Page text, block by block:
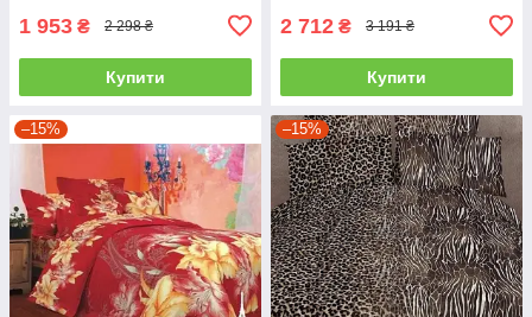
1 953 ₴ 2 298 ₴
Купити
2 712 ₴ 3 191 ₴
Купити
–15% –15%